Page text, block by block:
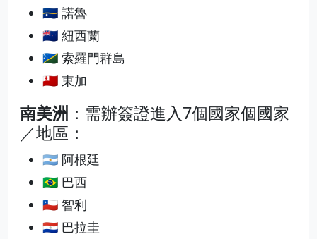
🇳🇷 諾魯
🇳🇿 紐西蘭
🇸🇧 索羅門群島
🇹🇴 東加
南美洲 ：需辦簽證進入7個國家個國家
／地區：
🇦🇷 阿根廷
🇧🇷 巴西
🇨🇱 智利
🇵🇾 巴拉圭